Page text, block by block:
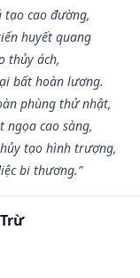
tạo cao đường,
huyết quang
thủy ách,
bất hoàn lương.
phùng thử nhật,
ngọa cao sàng,
tạo hình trượng,
bi thương.”